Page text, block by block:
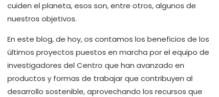
cuiden el planeta, esos son, entre otros, algunos de
nuestros objetivos.
En este blog, de hoy, os contamos los beneficios de los
últimos proyectos puestos en marcha por el equipo de
investigadores del Centro que han avanzado en
productos y formas de trabajar que contribuyen al
desarrollo sostenible, aprovechando los recursos que